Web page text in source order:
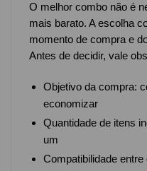
O melhor combo não é
mais barato. A escolha
momento de compra e
Antes de decidir, vale
Objetivo da compra:
economizar
Quantidade de itens
um
Compatibilidade